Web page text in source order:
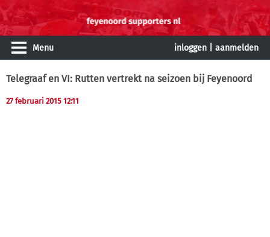
Menu inloggen aanmelden
Telegraaf en VI: Rutten vertrekt na seizoen bij Feyenoord
27 februari 2015 12:11